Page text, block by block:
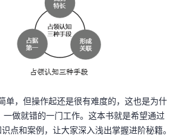
单，但操作起还是很有难度的，这也是为什
一做就错的一门工作。这本书就是希望通过
点和案例，让大家深入浅出掌握进阶秘籍。